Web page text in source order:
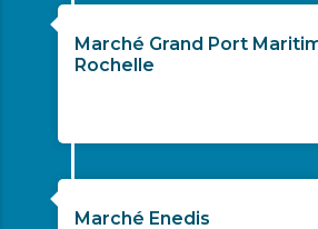
Marché Grand Port
Rochelle
Marché Enedis